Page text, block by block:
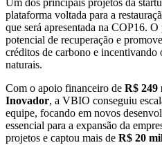
plataforma voltada para a
que será apresentada na COP16.
potencial de recuperação e
créditos de carbono e incentivando
naturais.
Com o apoio financeiro de R$ 249
Inovador, a VBIO conseguiu
equipe, focando em novos
essencial para a expansão da
projetos e captou mais de R$ 20